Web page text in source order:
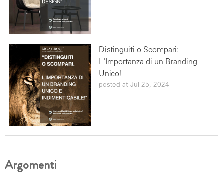
Distinguiti o Scompari:
L'Importanza di un Branding
Unico!
posted at Jul 25, 2024
Argomenti